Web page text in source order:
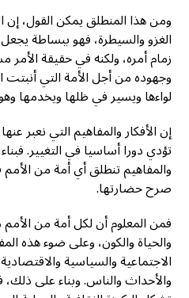
ومن هذا المنطلق يمكن القول، إن
الغزو والسيطرة، فهو ببساطة
زمام أمره، ولكنه في حقيقة
وجهوده من أجل الأمة التي أنبتت
لواءها ويسير في ظلها ويخدمها
إن الأفكار والمفاهيم التي نعبر
تؤدي دورا أساسيا في التغيير.
والمفاهيم تنطلق أي أمة من
صرح حضارتها.
فمن المعلوم أن لكل أمة من
والحياة والكون، وعلى ضوء هذه
الاجتماعية والسياسية
والأحداث والناس. وبناء على ذلك،